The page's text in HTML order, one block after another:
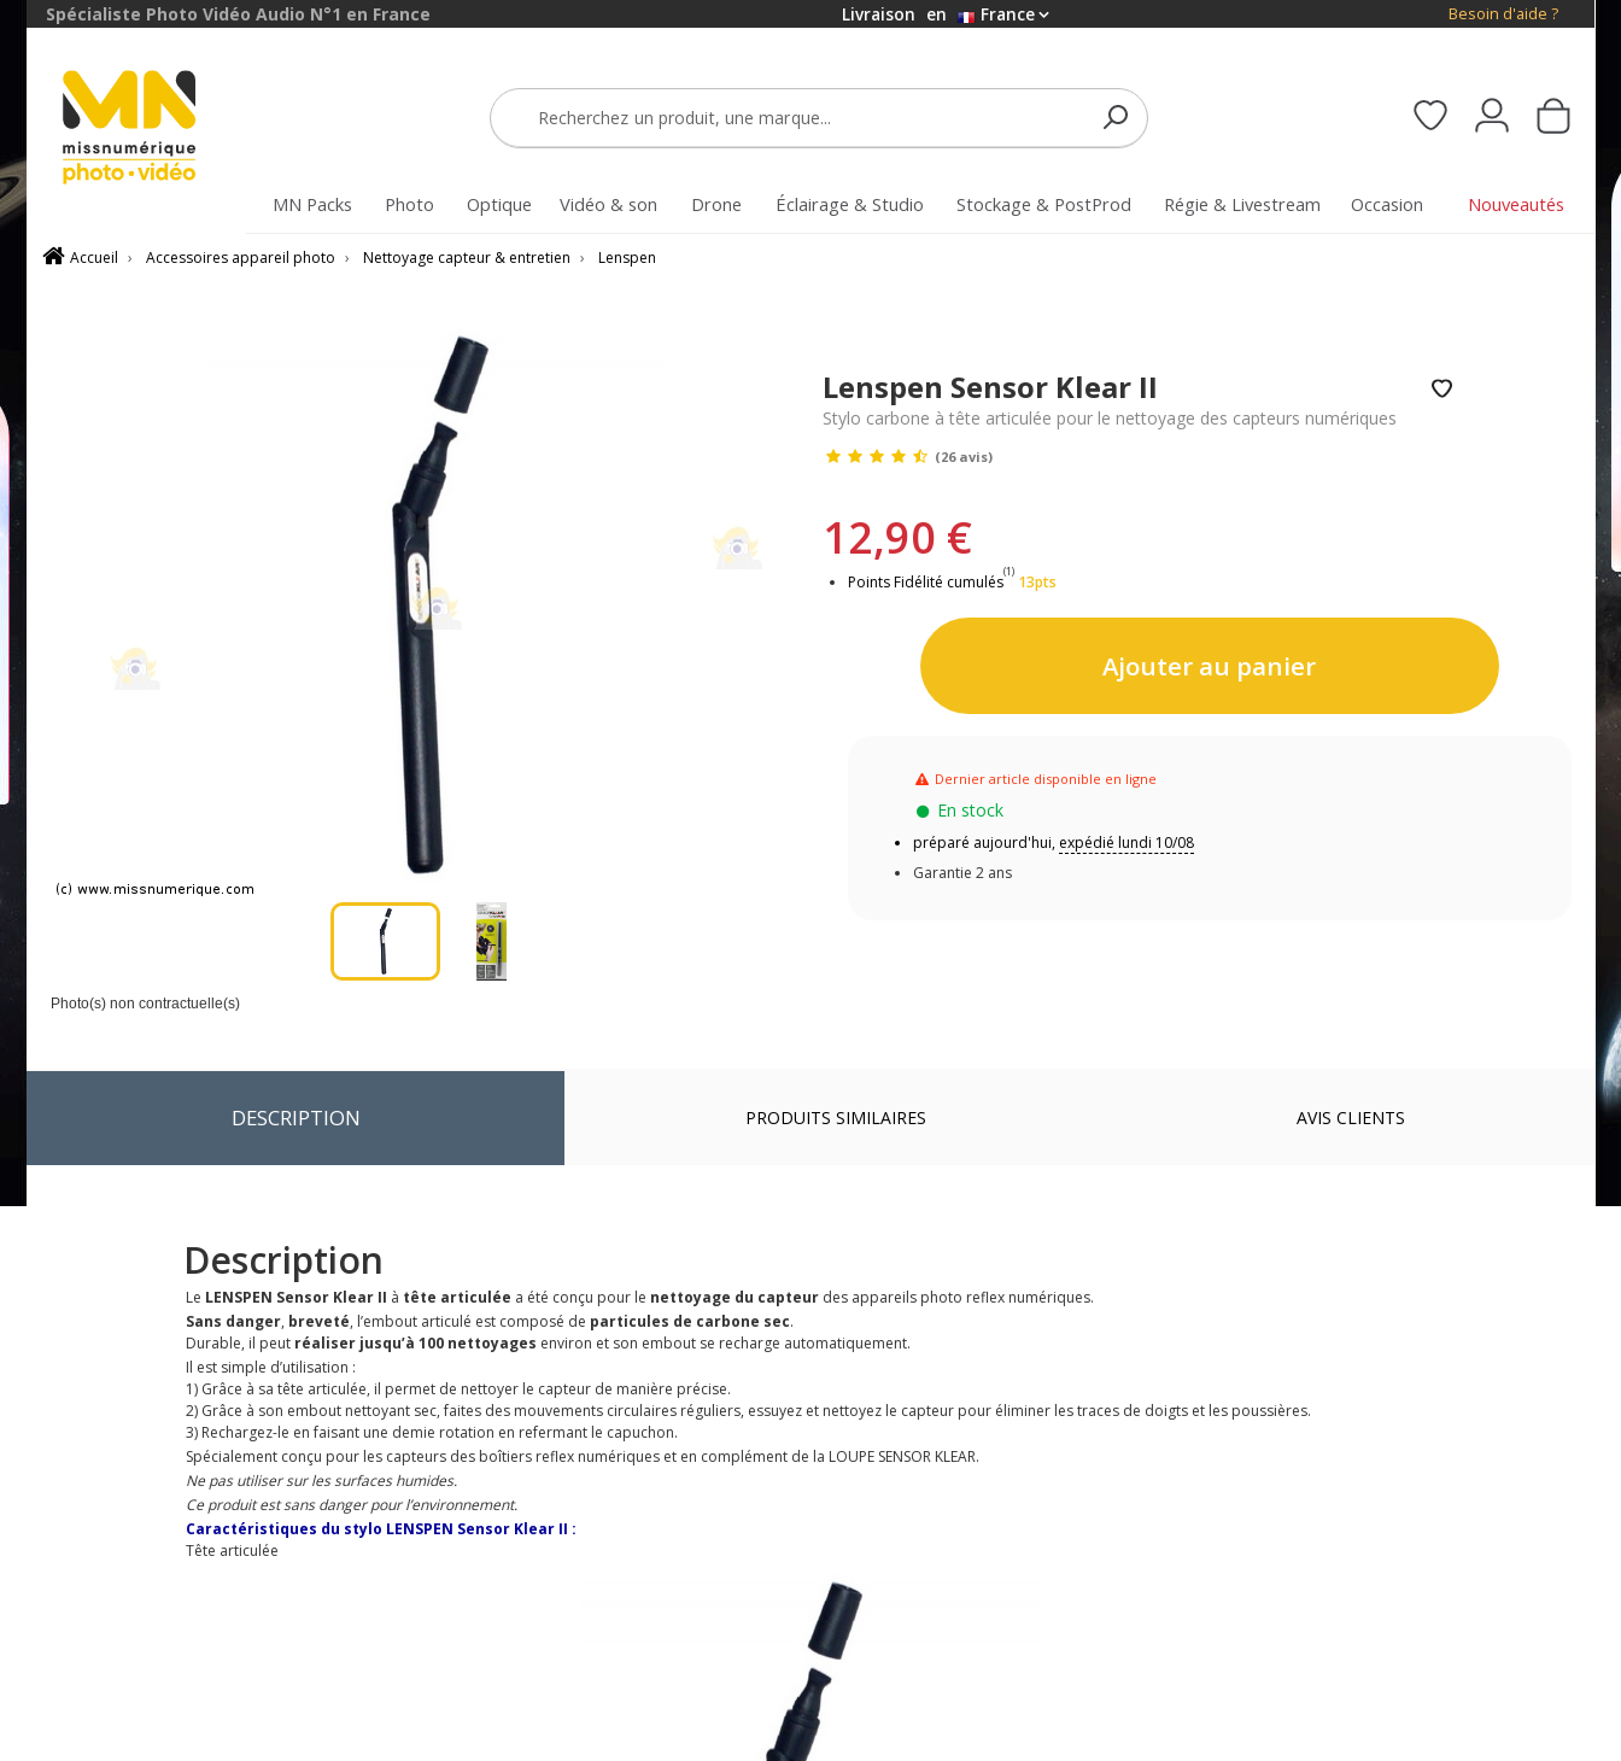
Spécialiste Photo Vidéo Audio N°1 en France Livraison en France Besoin d'aide ?
MN Packs Photo Optique Vidéo & son Drone Éclairage & Studio Stockage & PostProd Régie & Livestream Occasion Nouveautés
Accueil › Accessoires appareil photo › Nettoyage capteur & entretien › Lenspen
Photo(s) non contractuelle(s)
Lenspen Sensor Klear II
Stylo carbone à tête articulée pour le nettoyage des capteurs numériques
(26 avis)
12,90 €
Points Fidélité cumulés
(1)
13pts
Ajouter au panier
Dernier article disponible en ligne
En stock
préparé aujourd'hui, expédié lundi 10/08
Garantie 2 ans
DESCRIPTION PRODUITS SIMILAIRES AVIS CLIENTS
Description
Le LENSPEN Sensor Klear II à tête articulée a été conçu pour le nettoyage du capteur des appareils photo reflex numériques.
Sans danger, breveté, l’embout articulé est composé de particules de carbone sec.
Durable, il peut réaliser jusqu’à 100 nettoyages environ et son embout se recharge automatiquement.
Il est simple d’utilisation :
1) Grâce à sa tête articulée, il permet de nettoyer le capteur de manière précise.
2) Grâce à son embout nettoyant sec, faites des mouvements circulaires réguliers, essuyez et nettoyez le capteur pour éliminer les traces de doigts et les poussières.
3) Rechargez-le en faisant une demie rotation en refermant le capuchon.
Spécialement conçu pour les capteurs des boîtiers reflex numériques et en complément de la LOUPE SENSOR KLEAR.
Ne pas utiliser sur les surfaces humides.
Ce produit est sans danger pour l’environnement.
Caractéristiques du stylo LENSPEN Sensor Klear II :
Tête articulée